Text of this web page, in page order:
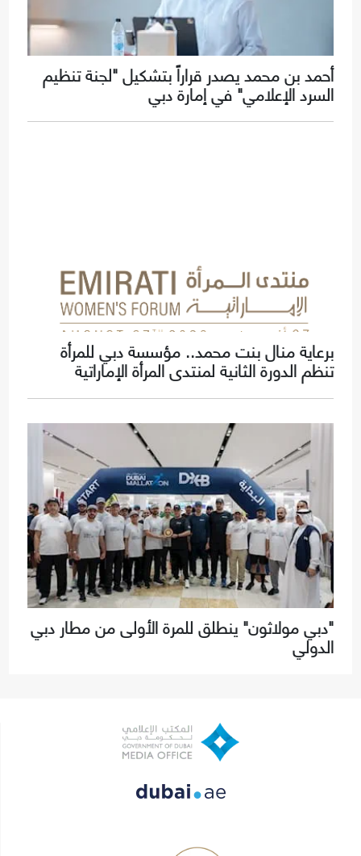
أحمد بن محمد يصدر قراراً بتشكيل "لجنة تنظيم
السرد الإعلامي" في إمارة دبي
برعاية منال بنت محمد.. مؤسسة دبي للمرأة
تنظم الدورة الثانية لمنتدى المرأة الإماراتية
"دبي مولاثون" ينطلق للمرة الأولى من مطار دبي
الدولي